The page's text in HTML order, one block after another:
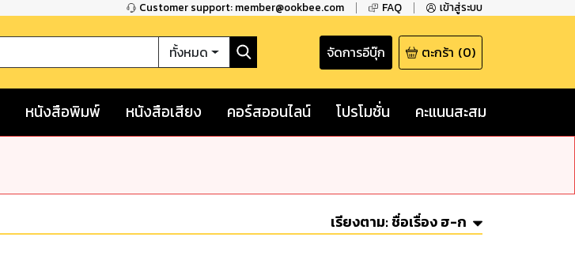
Customer support: member@ookbee.com FAQ เข้าสู่ระบบ
ทั้งหมด จัดการอีบุ๊ก ตะกร้า (0)
หนังสือพิมพ์ หนังสือเสียง คอร์สออนไลน์ โปรโมชั่น คะแนนสะสม
เรียงตาม:ชื่อเรื่อง ฮ-ก